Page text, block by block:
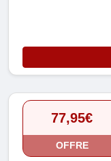
77,95€
OFFRE